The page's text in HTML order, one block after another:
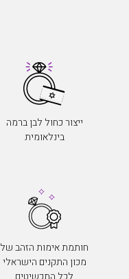
ייצור כחול לבן ברמה
בינלאומית
חותמת אימות הזהב של
מכון התקנים הישראלי